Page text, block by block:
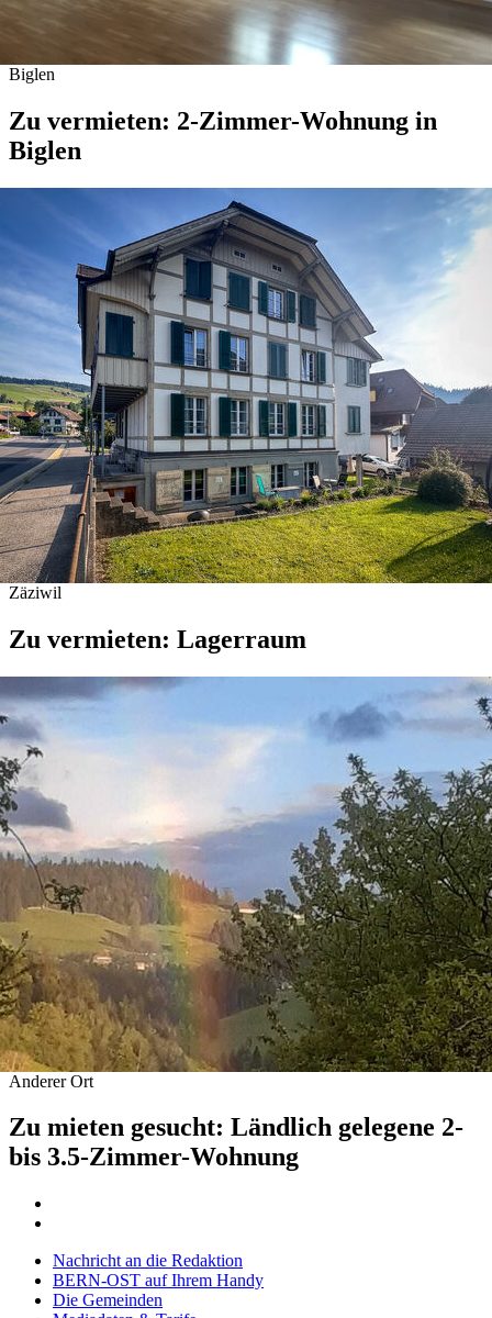
Biglen
Zu vermieten: 2-Zimmer-Wohnung in
Biglen
Zäziwil
Zu vermieten: Lagerraum
Anderer Ort
Zu mieten gesucht: Ländlich gelegene 2-
bis 3.5-Zimmer-Wohnung
Nachricht an die Redaktion
BERN-OST auf Ihrem Handy
Die Gemeinden